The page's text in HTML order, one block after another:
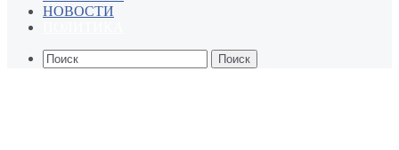
НОВОСТИ
Поиск